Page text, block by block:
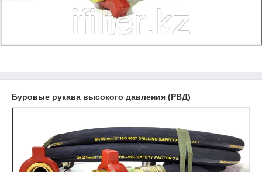
Буровые рукава высокого давления (РВД)